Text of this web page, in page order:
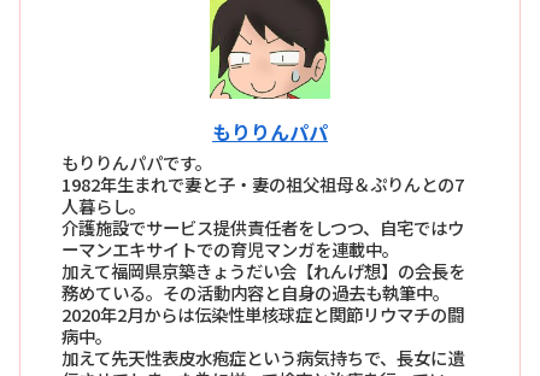
もりりんパパ
もりりんパパです。
1982年生まれで妻と子・妻の祖父祖母＆ぷりんとの7
人暮らし。
介護施設でサービス提供責任者をしつつ、自宅ではウ
ーマンエキサイトでの育児マンガを連載中。
加えて福岡県京築きょうだい会【れんげ想】の会長を
務めている。その活動内容と自身の過去も執筆中。
2020年2月からは伝染性単核球症と関節リウマチの闘
病中。
加えて先天性表皮水疱症という病気持ちで、長女に遺